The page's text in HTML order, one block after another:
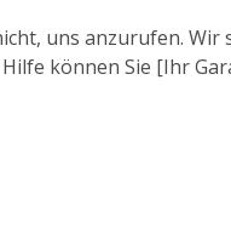
uns anzurufen.
können Sie [Ihr